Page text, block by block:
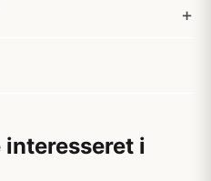
interesseret i